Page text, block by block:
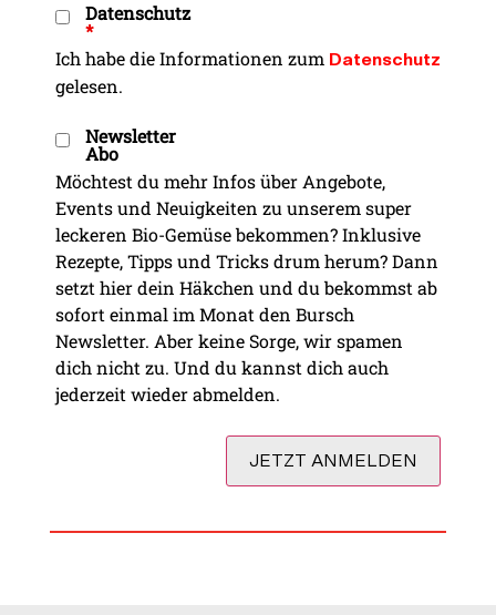
Datenschutz
*
Ich habe die Informationen zum Datenschutz
gelesen.
Newsletter
Abo
Möchtest du mehr Infos über Angebote,
Events und Neuigkeiten zu unserem super
leckeren Bio-Gemüse bekommen? Inklusive
Rezepte, Tipps und Tricks drum herum? Dann
setzt hier dein Häkchen und du bekommst ab
sofort einmal im Monat den Bursch
Newsletter. Aber keine Sorge, wir spamen
dich nicht zu. Und du kannst dich auch
jederzeit wieder abmelden.